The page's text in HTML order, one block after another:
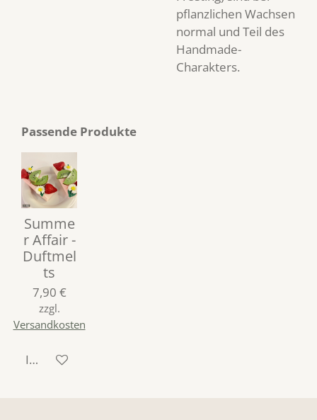
pflanzlichen Wachsen
normal und Teil des
Handmade-
Charakters.
Passende Produkte
Summe
r Affair -
Duftmel
ts
7,90 €
zzgl.
Versandkosten
In den Warenkorb